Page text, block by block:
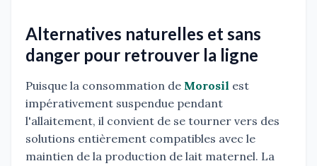
Alternatives naturelles et sans
danger pour retrouver la ligne
Puisque la consommation de Morosil est
impérativement suspendue pendant
l'allaitement, il convient de se tourner vers des
solutions entièrement compatibles avec le
maintien de la production de lait maternel. La